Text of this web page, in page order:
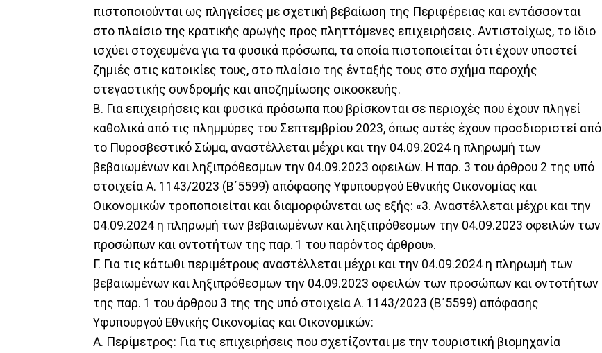
πιστοποιούνται ως πληγείσες με σχετική βεβαίωση της Περιφέρειας και εντάσσονται
στο πλαίσιο της κρατικής αρωγής προς πληττόμενες επιχειρήσεις. Αντιστοίχως, το ίδιο
ισχύει στοχευμένα για τα φυσικά πρόσωπα, τα οποία πιστοποιείται ότι έχουν υποστεί
ζημιές στις κατοικίες τους, στο πλαίσιο της ένταξής τους στο σχήμα παροχής
στεγαστικής συνδρομής και αποζημίωσης οικοσκευής.
Β. Για επιχειρήσεις και φυσικά πρόσωπα που βρίσκονται σε περιοχές που έχουν πληγεί
καθολικά από τις πλημμύρες του Σεπτεμβρίου 2023, όπως αυτές έχουν προσδιοριστεί από
το Πυροσβεστικό Σώμα, αναστέλλεται μέχρι και την 04.09.2024 η πληρωμή των
βεβαιωμένων και ληξιπρόθεσμων την 04.09.2023 οφειλών. Η παρ. 3 του άρθρου 2 της υπό
στοιχεία Α. 1143/2023 (Β΄5599) απόφασης Υφυπουργού Εθνικής Οικονομίας και
Οικονομικών τροποποιείται και διαμορφώνεται ως εξής: «3. Αναστέλλεται μέχρι και την
04.09.2024 η πληρωμή των βεβαιωμένων και ληξιπρόθεσμων την 04.09.2023 οφειλών των
προσώπων και οντοτήτων της παρ. 1 του παρόντος άρθρου».
Γ. Για τις κάτωθι περιμέτρους αναστέλλεται μέχρι και την 04.09.2024 η πληρωμή των
βεβαιωμένων και ληξιπρόθεσμων την 04.09.2023 οφειλών των προσώπων και οντοτήτων
της παρ. 1 του άρθρου 3 της της υπό στοιχεία Α. 1143/2023 (Β΄5599) απόφασης
Υφυπουργού Εθνικής Οικονομίας και Οικονομικών:
Α. Περίμετρος: Για τις επιχειρήσεις που σχετίζονται με την τουριστική βιομηχανία